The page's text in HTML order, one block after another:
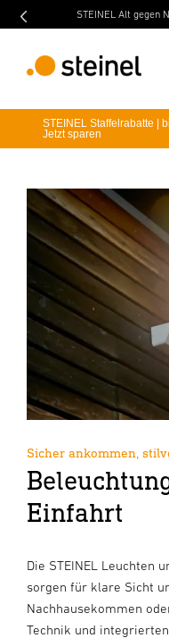
STEINEL Alt gegen
Suchbegriff eingeben
STEINEL Staffelrabatte |
Jetzt sparen
Sicher ankommen,
Einfahrt
Die STEINEL Leuchten
sorgen für klare Sicht
Nachhausekommen
Technik und